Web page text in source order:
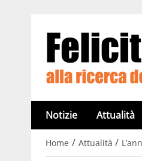
Notizie Attualità
Home / Attualità /